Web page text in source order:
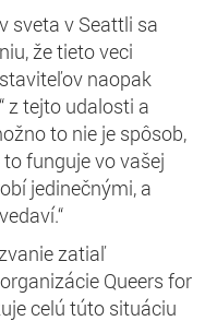
sveta v Seattli sa
že tieto veci
naopak
z tejto udalosti a
to nie je spôsob,
funguje vo vašej
jedinečnými, a
zatiaľ
Queers for
celú túto situáciu